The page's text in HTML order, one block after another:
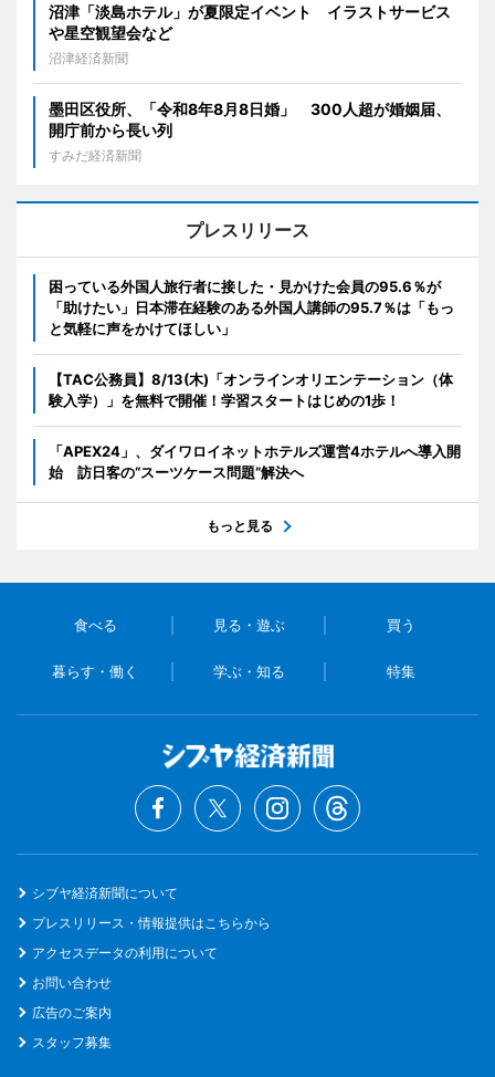
沼津「淡島ホテル」が夏限定イベント イラストサービス
や星空観望会など
沼津経済新聞
墨田区役所、「令和8年8月8日婚」 300人超が婚姻届、
開庁前から長い列
すみだ経済新聞
プレスリリース
困っている外国人旅行者に接した・見かけた会員の95.6％が
「助けたい」日本滞在経験のある外国人講師の95.7％は「もっ
と気軽に声をかけてほしい」
【TAC公務員】8/13(木)「オンラインオリエンテーション（体
験入学）」を無料で開催！学習スタートはじめの1歩！
「APEX24」、ダイワロイネットホテルズ運営4ホテルへ導入開
始 訪日客の“スーツケース問題”解決へ
もっと見る
食べる 見る・遊ぶ 買う
暮らす・働く 学ぶ・知る 特集
シブヤ経済新聞について
プレスリリース・情報提供はこちらから
アクセスデータの利用について
お問い合わせ
広告のご案内
スタッフ募集